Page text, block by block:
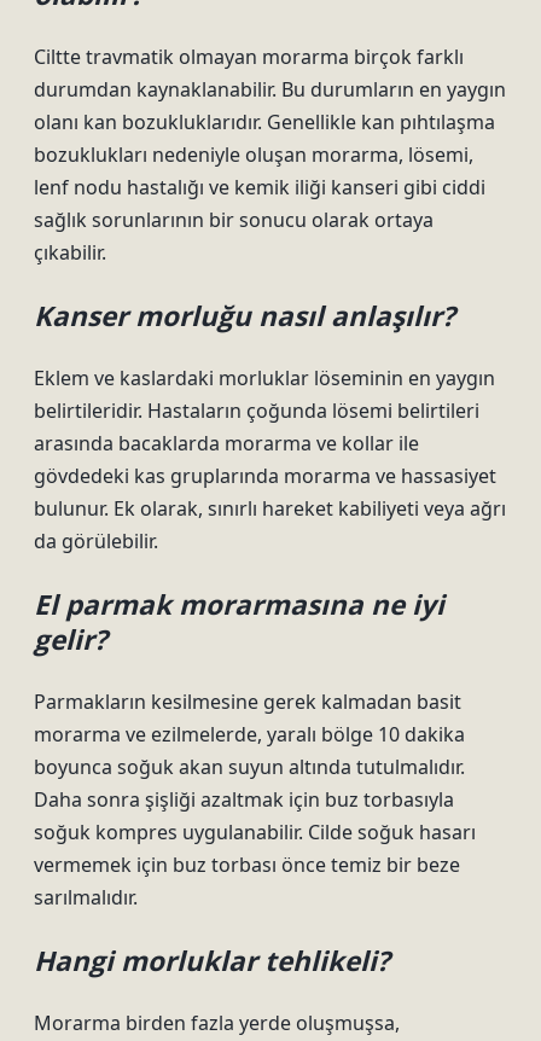
Ciltte travmatik olmayan morarma birçok farklı
durumdan kaynaklanabilir. Bu durumların en yaygın
olanı kan bozukluklarıdır. Genellikle kan pıhtılaşma
bozuklukları nedeniyle oluşan morarma, lösemi,
lenf nodu hastalığı ve kemik iliği kanseri gibi ciddi
sağlık sorunlarının bir sonucu olarak ortaya
çıkabilir.
Kanser morluğu nasıl anlaşılır?
Eklem ve kaslardaki morluklar löseminin en yaygın
belirtileridir. Hastaların çoğunda lösemi belirtileri
arasında bacaklarda morarma ve kollar ile
gövdedeki kas gruplarında morarma ve hassasiyet
bulunur. Ek olarak, sınırlı hareket kabiliyeti veya ağrı
da görülebilir.
El parmak morarmasına ne iyi
gelir?
Parmakların kesilmesine gerek kalmadan basit
morarma ve ezilmelerde, yaralı bölge 10 dakika
boyunca soğuk akan suyun altında tutulmalıdır.
Daha sonra şişliği azaltmak için buz torbasıyla
soğuk kompres uygulanabilir. Cilde soğuk hasarı
vermemek için buz torbası önce temiz bir beze
sarılmalıdır.
Hangi morluklar tehlikeli?
Morarma birden fazla yerde oluşmuşsa,